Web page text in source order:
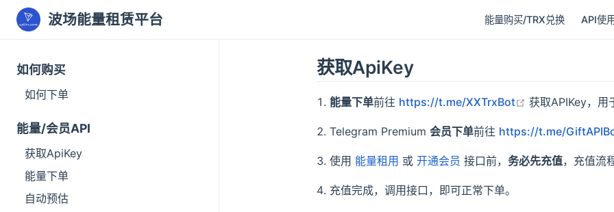
波场能量租赁平台 能量购买/TRX兑换 API使
如何购买
如何下单
能量/会员API
获取ApiKey
能量下单
自动预估
获取ApiKey
能量下单前往 https://t.me/XXTrxBot open in new
获取APIKey，用
Telegram Premium会员下单前往 https://t.me/
使用 能量租用 或开通会员 接口前，务必先充值，充值流
充值完成，调用接口，即可正常下单。